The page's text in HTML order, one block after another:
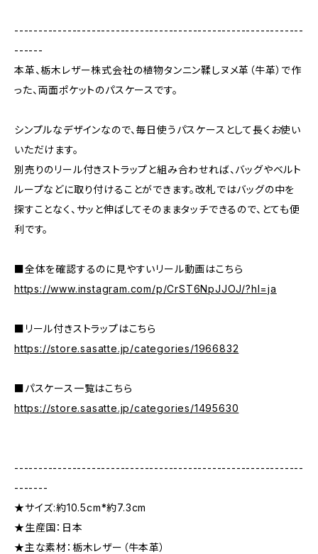
------------------------------------------------------------
------
本革、栃木レザー株式会社の植物タンニン鞣しヌメ革（牛革）で作
った、両面ポケットのパスケースです。
シンプルなデザインなので、毎日使うパスケースとして長くお使い
いただけます。
別売りのリール付きストラップと組み合わせれば、バッグやベルト
ループなどに取り付けることができます。改札ではバッグの中を
探すことなく、サッと伸ばしてそのままタッチできるので、とても便
利です。
■全体を確認するのに見やすいリール動画はこちら
https://www.instagram.com/p/CrST6NpJJOJ/?hl=ja
■リール付きストラップはこちら
https://store.sasatte.jp/categories/1966832
■パスケース一覧はこちら
https://store.sasatte.jp/categories/1495630
------------------------------------------------------------
-------
★サイズ:約10.5cm*約7.3cm
★生産国：日本
★主な素材：栃木レザー（牛本革）